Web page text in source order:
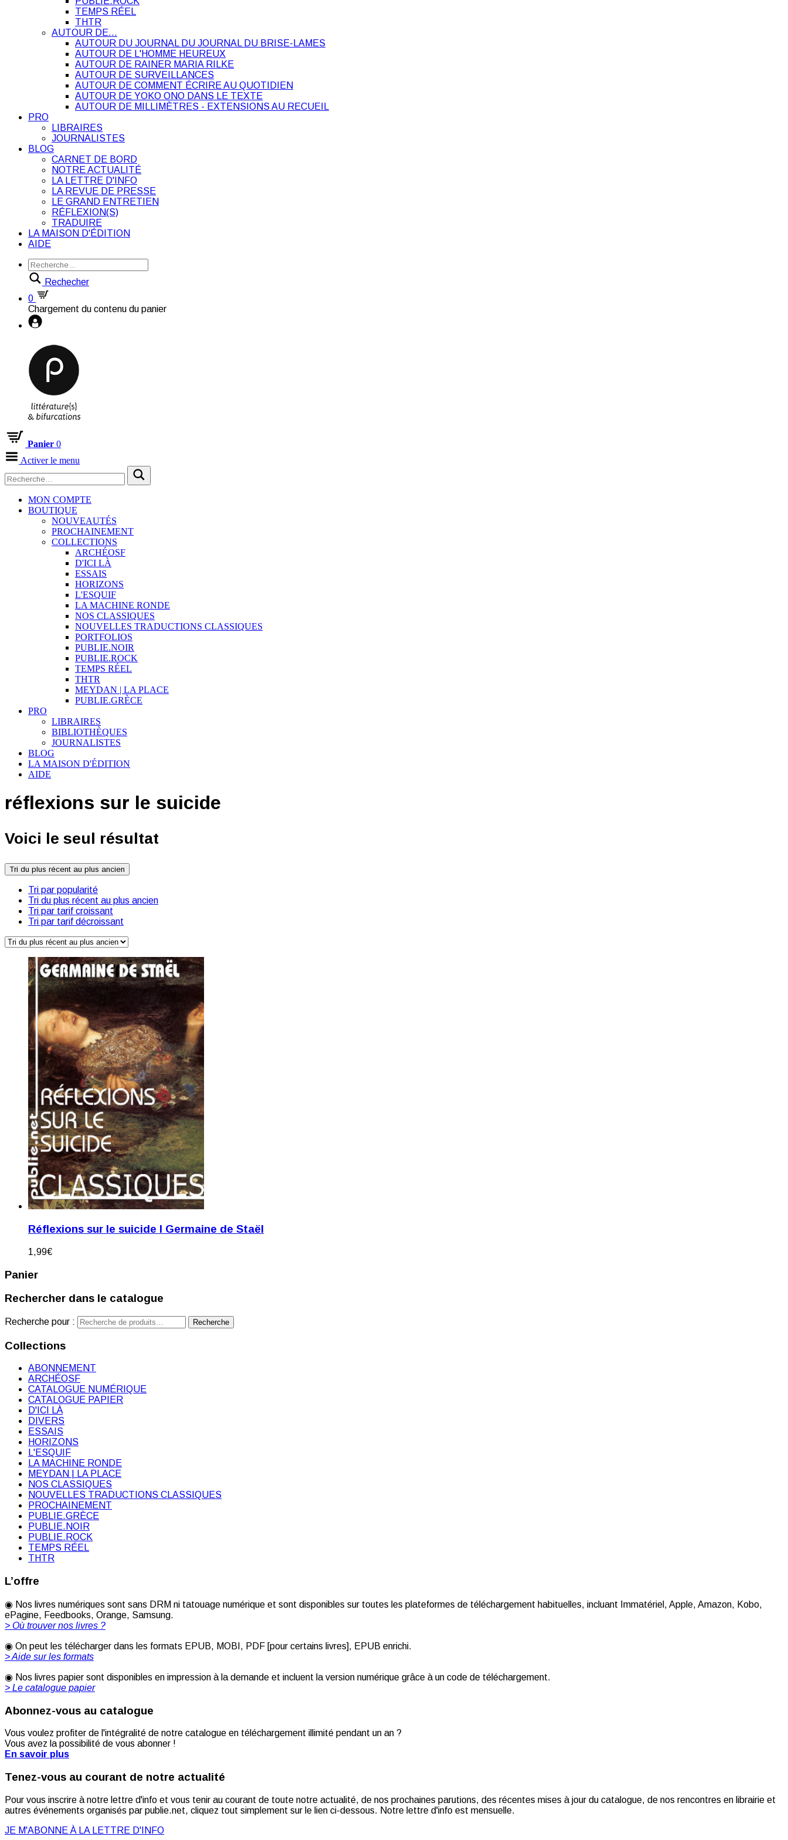
TEMPS RÉEL
THTR
AUTOUR DE…
AUTOUR DU JOURNAL DU JOURNAL DU BRISE-LAMES
AUTOUR DE L'HOMME HEUREUX
AUTOUR DE RAINER MARIA RILKE
AUTOUR DE SURVEILLANCES
AUTOUR DE COMMENT ÉCRIRE AU QUOTIDIEN
AUTOUR DE YOKO ONO DANS LE TEXTE
AUTOUR DE MILLIMÈTRES - EXTENSIONS AU RECUEIL
PRO
LIBRAIRES
JOURNALISTES
BLOG
CARNET DE BORD
NOTRE ACTUALITÉ
LA LETTRE D'INFO
LA REVUE DE PRESSE
LE GRAND ENTRETIEN
RÉFLEXION(S)
TRADUIRE
LA MAISON D'ÉDITION
AIDE
Rechecher
0
Chargement du contenu du panier
Panier 0
Activer le menu
MON COMPTE
BOUTIQUE
NOUVEAUTÉS
PROCHAINEMENT
COLLECTIONS
ARCHÉOSF
D'ICI LÀ
ESSAIS
HORIZONS
L'ESQUIF
LA MACHINE RONDE
NOS CLASSIQUES
NOUVELLES TRADUCTIONS CLASSIQUES
PORTFOLIOS
PUBLIE.NOIR
PUBLIE.ROCK
TEMPS RÉEL
THTR
MEYDAN | LA PLACE
PUBLIE.GRÈCE
PRO
LIBRAIRES
BIBLIOTHÈQUES
JOURNALISTES
BLOG
LA MAISON D'ÉDITION
AIDE
réflexions sur le suicide
Voici le seul résultat
Tri du plus récent au plus ancien
Tri par popularité
Tri du plus récent au plus ancien
Tri par tarif croissant
Tri par tarif décroissant
Réflexions sur le suicide I Germaine de Staël
1,99€
Panier
Rechercher dans le catalogue
Recherche pour : Recherche
Collections
ABONNEMENT
ARCHÉOSF
CATALOGUE NUMÉRIQUE
CATALOGUE PAPIER
D'ICI LÀ
DIVERS
ESSAIS
HORIZONS
L'ESQUIF
LA MACHINE RONDE
MEYDAN | LA PLACE
NOS CLASSIQUES
NOUVELLES TRADUCTIONS CLASSIQUES
PROCHAINEMENT
PUBLIE.GRÈCE
PUBLIE.NOIR
PUBLIE.ROCK
TEMPS RÉEL
THTR
L’offre
◉ Nos livres numériques sont sans DRM ni tatouage numérique et sont disponibles sur toutes les plateformes de téléchargement habituelles, incluant Immatériel, Apple, Amazon, Kobo,
ePagine, Feedbooks, Orange, Samsung.
> Où trouver nos livres ?
◉ On peut les télécharger dans les formats EPUB, MOBI, PDF [pour certains livres], EPUB enrichi.
> Aide sur les formats
◉ Nos livres papier sont disponibles en impression à la demande et incluent la version numérique grâce à un code de téléchargement.
> Le catalogue papier
Abonnez-vous au catalogue
Vous voulez profiter de l'intégralité de notre catalogue en téléchargement illimité pendant un an ?
Vous avez la possibilité de vous abonner !
En savoir plus
Tenez-vous au courant de notre actualité
Pour vous inscrire à notre lettre d'info et vous tenir au courant de toute notre actualité, de nos prochaines parutions, des récentes mises à jour du catalogue, de nos rencontres en librairie et
autres événements organisés par publie.net, cliquez tout simplement sur le lien ci-dessous. Notre lettre d'info est mensuelle.
JE M'ABONNE À LA LETTRE D'INFO